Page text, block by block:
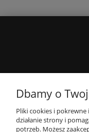
Dbamy o
Pliki cookies i
działanie strony i
potrzeb. Możesz